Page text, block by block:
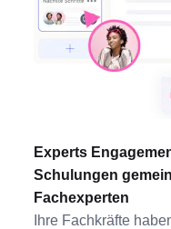
Experts
Schulungen
Fachexperten
Ihre Fachkräfte